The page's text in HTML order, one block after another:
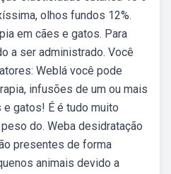
olhos fundos 12%.
em cães e gatos. Para
a ser administrado. Você
Weblá você pode
infusões de um ou mais
gatos! É é tudo muito
do. Weba desidratação
presentes de forma
animais devido a